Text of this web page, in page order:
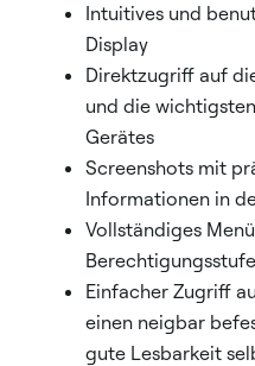
Intuitives und
Display
Direktzugriff auf
und die
Gerätes
Screenshots mit
Informationen in
Vollständiges
Einfacher Zugriff
einen neigbar
gute Lesbarkeit